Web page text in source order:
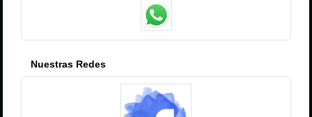
Nuestras Redes